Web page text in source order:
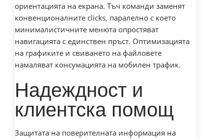
ориентацията на екрана. Тъч команди заменят
конвенционалните clicks, паралелно с което
минималистичните менюта опростяват
навигацията с единствен пръст. Оптимизацията
на графиките и свиването на файловете
намаляват консумацията на мобилен трафик.
Надеждност и
клиентска помощ
Защитата на поверителната информация на